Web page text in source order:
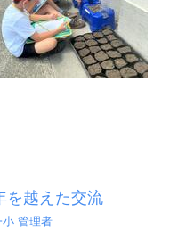
を越えた交流
管理者